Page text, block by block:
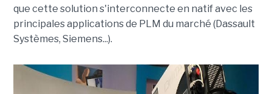
que cette solution s'interconnecte en natif avec les
principales applications de PLM du marché (Dassault
Systèmes, Siemens...).